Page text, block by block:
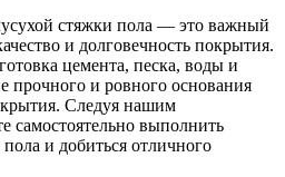
стяжки пола — это важный
и долговечность покрытия.
цемента, песка, воды и
прочного и ровного основания
Следуя нашим
самостоятельно выполнить
и добиться отличного